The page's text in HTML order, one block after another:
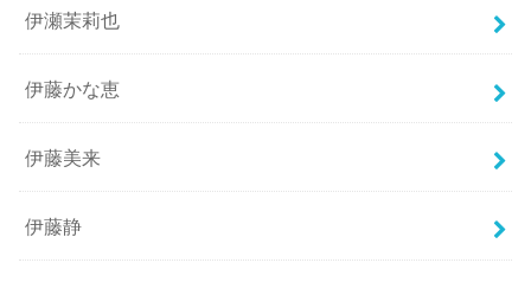
伊瀬茉莉也
伊藤かな恵
伊藤美来
伊藤静